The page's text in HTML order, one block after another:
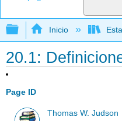
Expandir/
Inicio
20.1:
Page ID
Thomas W. Judson